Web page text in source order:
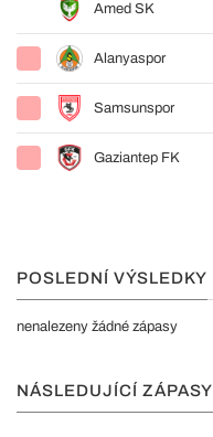
Amed SK
Alanyaspor
Samsunspor
Gaziantep FK
POSLEDNÍ VÝSLEDKY
nenalezeny žádné zápasy
NÁSLEDUJÍCÍ ZÁPASY